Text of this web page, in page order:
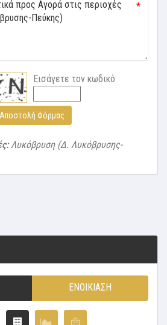
*
Εισάγετε τον κωδικό
Αποστολή Φόρμας
Λυκόβρυση (Δ. Λυκόβρυσης-
ΕΝΟΙΚΊΑΣΗ